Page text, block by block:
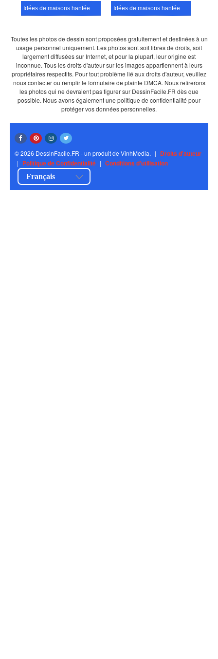
Idées de maisons hantées (3) Idées de maisons hantées (15)
Toutes les photos de dessin sont proposées gratuitement et destinées à un
usage personnel uniquement. Les photos sont soit libres de droits, soit
largement diffusées sur Internet, et pour la plupart, leur origine est
inconnue. Tous les droits d'auteur sur les images appartiennent à leurs
propriétaires respectifs. Pour tout problème lié aux droits d'auteur, veuillez
nous contacter ou remplir le formulaire de plainte DMCA. Nous retirerons
les photos qui ne devraient pas figurer sur DessinFacile.FR dès que
possible. Nous avons également une politique de confidentialité pour
protéger vos données personnelles.
© 2026 DessinFacile.FR - un produit de VinhMedia. | Droits d'auteur
| Politique de Confidentialité | Conditions d'utilisation
Français